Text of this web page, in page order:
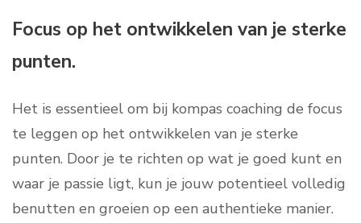
Focus op het ontwikkelen van je sterke
punten.
Het is essentieel om bij kompas coaching de focus
te leggen op het ontwikkelen van je sterke
punten. Door je te richten op wat je goed kunt en
waar je passie ligt, kun je jouw potentieel volledig
benutten en groeien op een authentieke manier.